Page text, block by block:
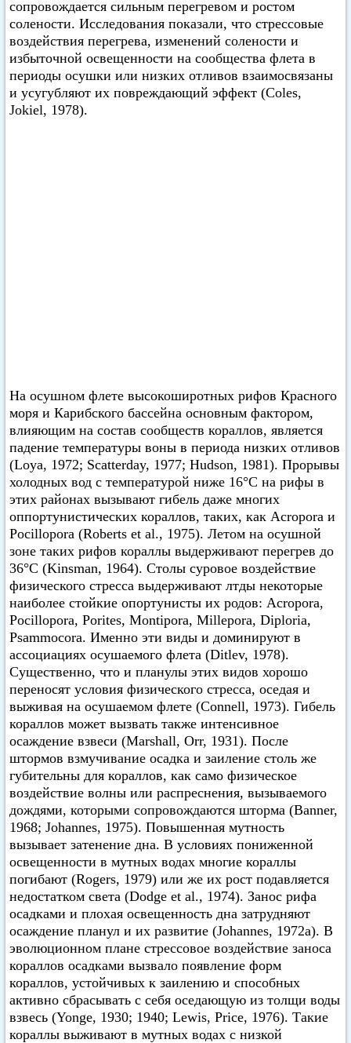
сопровождается сильным перегревом и ростом
солености. Исследования показали, что стрессовые
воздействия перегрева, изменений солености и
избыточной освещенности на сообщества флета в
периоды осушки или низких отливов взаимосвязаны
и усугубляют их повреждающий эффект (Coles,
Jokiel, 1978).
На осушном флете высокоширотных рифов Красного
моря и Карибского бассейна основным фактором,
влияющим на состав сообществ кораллов, является
падение температуры воны в периода низких отливов
(Loya, 1972; Scatterday, 1977; Hudson, 1981). Прорывы
холодных вод с температурой ниже 16°C на рифы в
этих районах вызывают гибель даже многих
оппортунистических кораллов, таких, как Acropora и
Pocillopora (Roberts et al., 1975). Летом на осушной
зоне таких рифов кораллы выдерживают перегрев до
36°C (Kinsman, 1964). Столы суровое воздействие
физического стресса выдерживают лтды некоторые
наиболее стойкие опортунисты их родов: Acropora,
Pocillopora, Porites, Montipora, Millepora, Diploria,
Psammocora. Именно эти виды и доминируют в
ассоциациях осушаемого флета (Ditlev, 1978).
Существенно, что и планулы этих видов хорошо
переносят условия физического стресса, оседая и
выживая на осушаемом флете (Connell, 1973). Гибель
кораллов может вызвать также интенсивное
осаждение взвеси (Marshall, Orr, 1931). После
штормов взмучивание осадка и заиление столь же
губительны для кораллов, как само физическое
воздействие волны или распреснения, вызываемого
дождями, которыми сопровождаются шторма (Banner,
1968; Johannes, 1975). Повышенная мутность
вызывает затенение дна. В условиях пониженной
освещенности в мутных водах многие кораллы
погибают (Rogers, 1979) или же их рост подавляется
недостатком света (Dodge et al., 1974). Занос рифа
осадками и плохая освещенность дна затрудняют
осаждение планул и их развитие (Johannes, 1972а). В
эволюционном плане стрессовое воздействие заноса
кораллов осадками вызвало появление форм
кораллов, устойчивых к заилению и способных
активно сбрасывать с себя оседающую из толщи воды
взвесь (Yonge, 1930; 1940; Lewis, Price, 1976). Такие
кораллы выживают в мутных водах с низкой